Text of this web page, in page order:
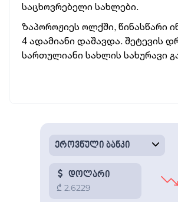
საცხოვრებელი სახლები.
ზაპოროჟიეს ოლქში, წინასწარი
4 ადამიანი დაშავდა. შეტევის
სართულიანი სახლის სახურავი